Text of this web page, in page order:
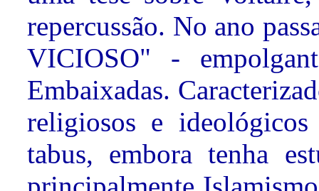
repercussão. No ano
VICIOSO" -
Embaixadas.
religiosos e
tabus, embora tenha